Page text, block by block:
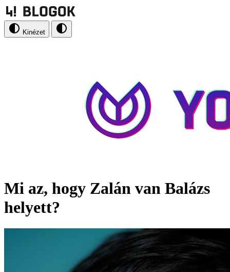
Kinézet
Mi az, hogy Zalán van Balázs
helyett?